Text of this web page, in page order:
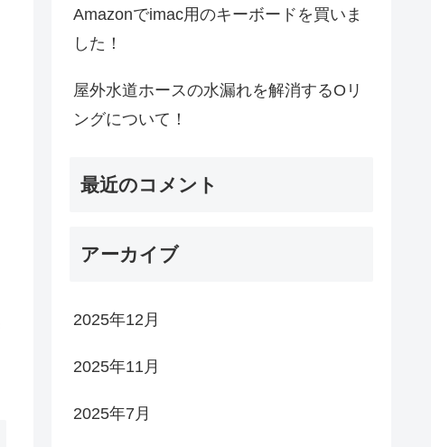
Amazonでimac用のキーボードを買いま
した！
屋外水道ホースの水漏れを解消するOリ
ングについて！
最近のコメント
アーカイブ
2025年12月
2025年11月
2025年7月